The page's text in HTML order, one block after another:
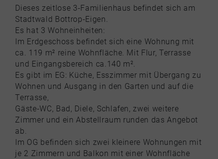
Dieses zeitlose 3-Familienhaus befindet sich am
Stadtwald Bottrop-Eigen.
Es hat 3 Wohneinheiten:
Im Erdgeschoss befindet sich eine Wohnung mit
ca. 119 m² reine Wohnfläche. Mit Flur, Terrasse
und Eingangsbereich ca.140 m².
Es gibt im EG: Küche, Esszimmer mit Übergang zu
Wohnen und Ausgang in den Garten und auf die
Terrasse,
Gäste-WC, Bad, Diele, Schlafen, zwei weitere
Zimmer und ein Abstellraum runden das Angebot
ab.
Im OG befinden sich zwei kleinere Wohnungen mit
je 2 Zimmern und Balkon mit einer Wohnfläche